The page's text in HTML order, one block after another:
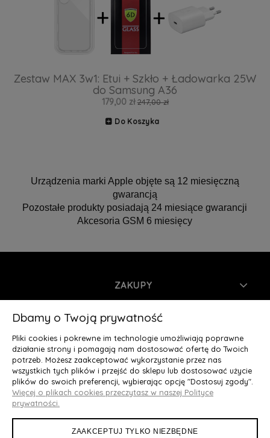
Zestaw MAX 3w1: Etui + Szkło + Ładowarka 25W
do Samsung A36
179,00 zł 247,00 zł
Do Koszyka
Urządzenia marki Apple objęte są 12 miesięczną
gwarancją
Pozostałe produkty posiadają 24 miesiące gwarancji
Akcesoria GSM 6 miesięcy
ZAKUPY
INFORMACJE
MOJE KONTO
O NAS
Deluxury.pl
Dbamy o Twoją prywatność
Pliki cookies i pokrewne im technologie umożliwiają poprawne
działanie strony i pomagają nam dostosować ofertę do Twoich
potrzeb. Możesz zaakceptować wykorzystanie przez nas
wszystkich tych plików i przejść do sklepu lub dostosować użycie
plików do swoich preferencji, wybierając opcję "Dostosuj zgody".
Więcej o plikach cookies przeczytasz w naszej Polityce
prywatności.
ZAAKCEPTUJ TYLKO NIEZBĘDNE